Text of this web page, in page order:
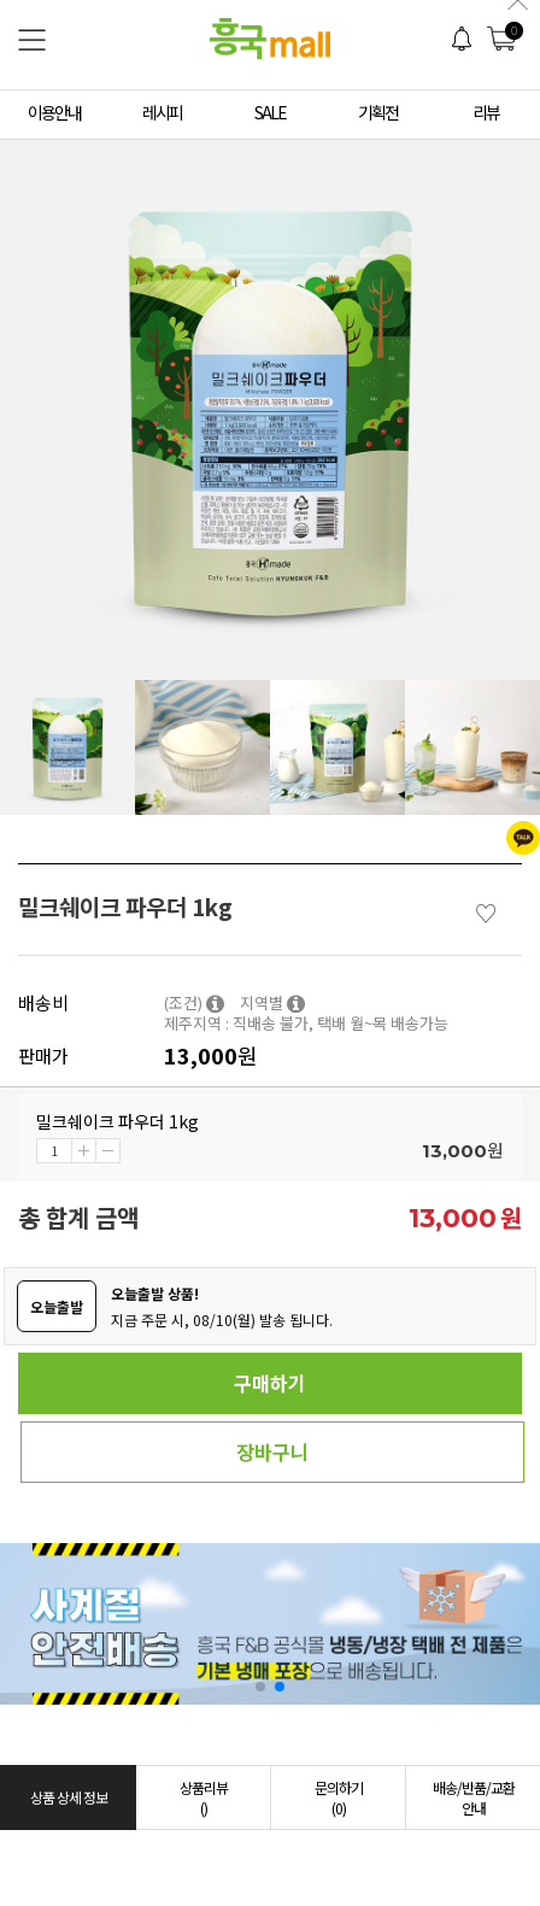
0
이용안내 레시피 SALE 기획전 리뷰
밀크쉐이크 파우더 1kg ♡
배송비 (조건)
지역별
제주지역 : 직배송 불가, 택배 월~목 배송가능
판매가 13,000원
밀크쉐이크 파우더 1kg
13,000원
총 합계 금액 13,000원
오늘출발
오늘출발 상품!
지금 주문 시, 08/10(월) 발송 됩니다.
구매하기
장바구니
상품 상세 정보
상품리뷰
()
문의하기
(0)
배송/반품/교환
안내